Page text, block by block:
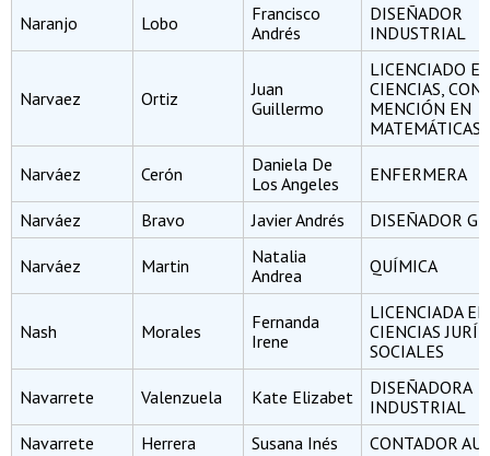
Naranjo Lobo
Francisco
Andrés
DISEÑADOR
INDUSTRIAL
Narvaez Ortiz
Juan
Guillermo
LICENCIADO
CIENCIAS, CON
MENCIÓN EN
MATEMÁTICAS
Narváez Cerón
Daniela De
Los Angeles
ENFERMERA
Narváez Bravo Javier Andrés DISEÑADOR
Narváez Martin
Natalia
Andrea
QUÍMICA
Nash Morales
Fernanda
Irene
LICENCIADA EN
CIENCIAS
SOCIALES
Navarrete Valenzuela Kate Elizabet
DISEÑADORA
INDUSTRIAL
Navarrete
Herrera Susana Inés CONTADOR